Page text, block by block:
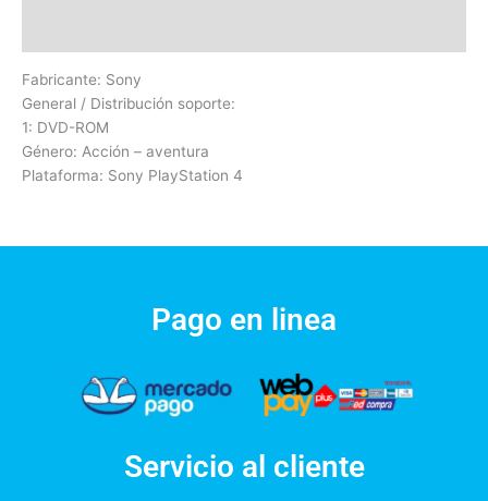
Fabricante: Sony
General / Distribución soporte:
1: DVD-ROM
Género: Acción – aventura
Plataforma: Sony PlayStation 4
Pago en linea
Servicio al cliente